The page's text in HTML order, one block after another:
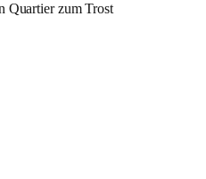
Quartier zum Trost